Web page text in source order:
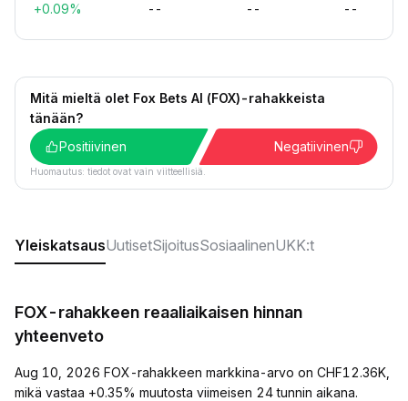
+0.09% -- -- --
Mitä mieltä olet Fox Bets AI (FOX)-rahakkeista
tänään?
Positiivinen
Negatiivinen
Huomautus: tiedot ovat vain viitteellisiä.
YleiskatsausUutisetSijoitusSosiaalinenUKK:t
FOX-rahakkeen reaaliaikaisen hinnan
yhteenveto
Aug 10, 2026 FOX-rahakkeen markkina-arvo on CHF12.36K,
mikä vastaa +0.35% muutosta viimeisen 24 tunnin aikana.